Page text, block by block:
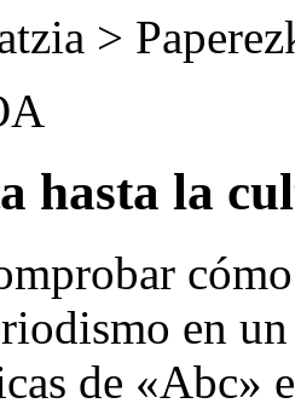
>
hasta la
en
de «Abc»